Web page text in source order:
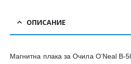
ОПИСАНИЕ
Магнитна плака за Очила O’Neal B-